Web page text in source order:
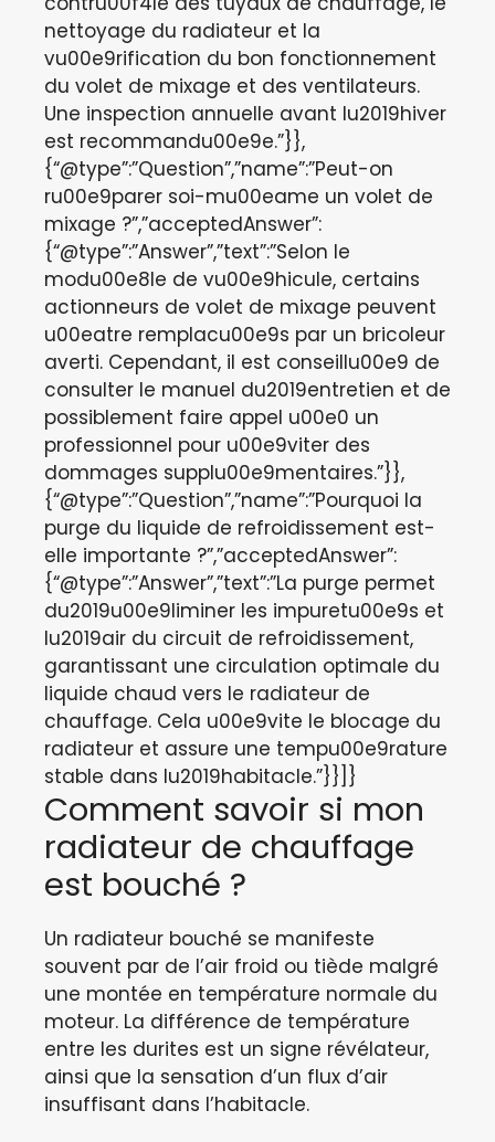
nettoyage du radiateur et la
vu00e9rification du bon fonctionnement
du volet de mixage et des ventilateurs.
Une inspection annuelle avant lu2019hiver
est recommandu00e9e.”}},
{“@type”:”Question”,”name”:”Peut-on
ru00e9parer soi-mu00eame un volet de
mixage ?”,”acceptedAnswer”:
{“@type”:”Answer”,”text”:”Selon le
modu00e8le de vu00e9hicule, certains
actionneurs de volet de mixage peuvent
u00eatre remplacu00e9s par un bricoleur
averti. Cependant, il est conseillu00e9 de
consulter le manuel du2019entretien et de
possiblement faire appel u00e0 un
professionnel pour u00e9viter des
dommages supplu00e9mentaires.”}},
{“@type”:”Question”,”name”:”Pourquoi la
purge du liquide de refroidissement est-
elle importante ?”,”acceptedAnswer”:
{“@type”:”Answer”,”text”:”La purge permet
du2019u00e9liminer les impuretu00e9s et
lu2019air du circuit de refroidissement,
garantissant une circulation optimale du
liquide chaud vers le radiateur de
chauffage. Cela u00e9vite le blocage du
radiateur et assure une tempu00e9rature
stable dans lu2019habitacle.”}}]}
Comment savoir si mon
radiateur de chauffage
est bouché ?
Un radiateur bouché se manifeste
souvent par de l’air froid ou tiède malgré
une montée en température normale du
moteur. La différence de température
entre les durites est un signe révélateur,
ainsi que la sensation d’un flux d’air
insuffisant dans l’habitacle.